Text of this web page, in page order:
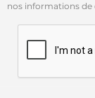
nos informations de